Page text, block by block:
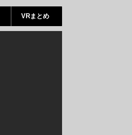
VRまとめ